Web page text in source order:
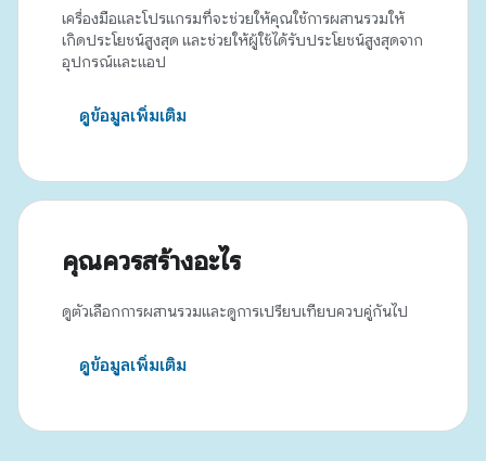
เครื่องมือและโปรแกรมที่จะช่วยให้คุณใช้การผสานรวมให้
เกิดประโยชน์สูงสุด และช่วยให้ผู้ใช้ได้รับประโยชน์สูงสุดจาก
อุปกรณ์และแอป
ดูข้อมูลเพิ่มเติม
คุณควรสร้างอะไร
ดูตัวเลือกการผสานรวมและดูการเปรียบเทียบควบคู่กันไป
ดูข้อมูลเพิ่มเติม